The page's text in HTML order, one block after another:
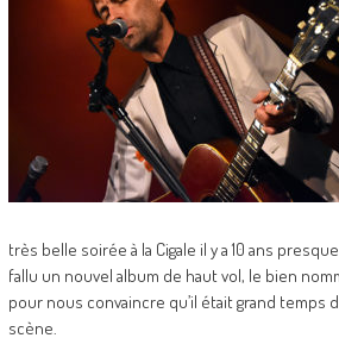
très belle soirée à la Cigale il y a 10 ans
fallu un nouvel album de haut vol, le bien
pour nous convaincre qu’il était grand temps
scène.